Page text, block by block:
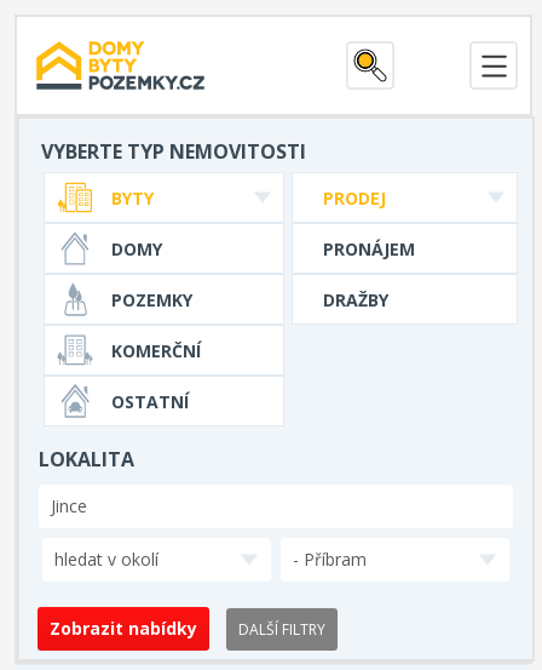
VYBERTE TYP NEMOVITOSTI
PRODEJ
PRONÁJEM
DRAŽBY
BYTY
DOMY
POZEMKY
KOMERČNÍ
OSTATNÍ
LOKALITA
hledat v okolí - Příbram
DALŠÍ FILTRY